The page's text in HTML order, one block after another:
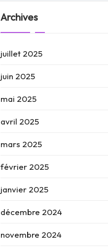
Archives
juillet 2025
juin 2025
mai 2025
avril 2025
mars 2025
février 2025
janvier 2025
décembre 2024
novembre 2024